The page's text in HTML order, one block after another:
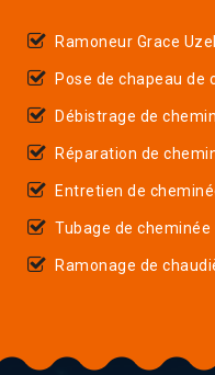
Ramoneur Grace Uzel
Pose de chapeau de
Débistrage de
Réparation de
Entretien de
Tubage de cheminée
Ramonage de